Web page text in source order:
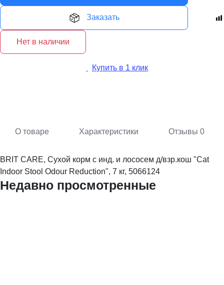
Заказать
Нет в наличии
Купить в 1 клик
О товаре Характеристики Отзывы 0
BRIT CARE, Сухой корм с инд. и лососем д/взр.кош "Cat
Indoor Stool Odour Reduction", 7 кг, 5066124
Недавно просмотренные